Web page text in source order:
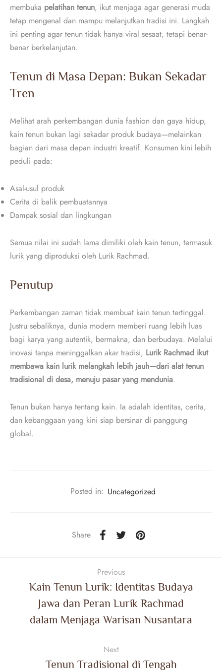
membuka pelatihan tenun, ikut menjaga agar generasi muda
tetap mengenal dan mampu melanjutkan tradisi ini. Langkah
ini penting agar tenun tidak hanya viral sesaat, tetapi benar-
benar berkelanjutan.
Tenun di Masa Depan: Bukan Sekadar
Tren
Melihat arah perkembangan dunia fashion dan gaya hidup,
kain tenun bukan lagi sekadar produk budaya—melainkan
bagian dari masa depan industri kreatif. Konsumen kini lebih
peduli pada:
Asal-usul produk
Cerita di balik pembuatannya
Dampak sosial dan lingkungan
Semua nilai ini sudah lama dimiliki oleh kain tenun, termasuk
lurik yang diproduksi oleh Lurik Rachmad.
Penutup
Perkembangan zaman tidak membuat kain tenun tertinggal.
Justru sebaliknya, dunia modern memberi ruang lebih luas
bagi karya yang autentik, bermakna, dan berbudaya. Melalui
inovasi tanpa meninggalkan akar tradisi, Lurik Rachmad ikut
membawa kain lurik melangkah lebih jauh—dari alat tenun
tradisional di desa, menuju pasar yang mendunia.
Tenun bukan hanya tentang kain. Ia adalah identitas, cerita,
dan kebanggaan yang kini siap bersinar di panggung
global.
Posted in: Uncategorized
Share
Previous
Kain Tenun Lurik: Identitas Budaya
Jawa dan Peran Lurik Rachmad
dalam Menjaga Warisan Nusantara
Next
Tenun Tradisional di Tengah